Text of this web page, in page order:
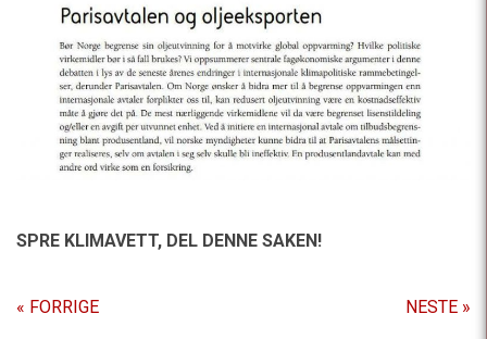
SPRE KLIMAVETT, DEL DENNE SAKEN!
« FORRIGE NESTE »